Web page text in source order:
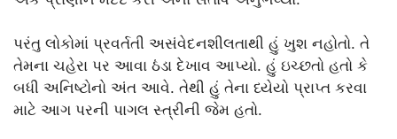
પરંતુ લોકોમાં પ્રવર્તતી અસંવેદનશીલતાથી હું ખુશ નહોતો. તે
તેમના ચહેરા પર આવા ઠંડા દેખાવ આપ્યો. હું ઇચ્છતો હતો કે
બધી અનિષ્ટોનો અંત આવે. તેથી હું તેના ધ્યેયો પ્રાપ્ત કરવા
માટે આગ પરની પાગલ સ્ત્રીની જેમ હતો.